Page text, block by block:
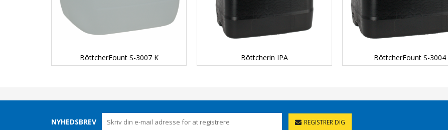
BöttcherFount S-3007 K Böttcherin IPA BöttcherFount S-3004
NYHEDSBREV REGISTRER DIG